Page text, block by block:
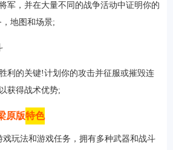
军，并在大量不同的战争活动中证明你的
地图和场景;
利的关键!计划你的攻击并征服或摧毁连
获得战术优势;
原版特色
戏玩法和游戏任务，拥有多种武器和战斗